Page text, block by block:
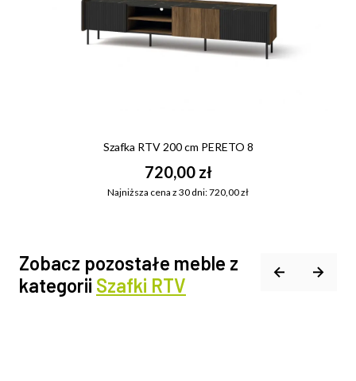
Szafka RTV 200 cm PERETO 8
720,00 zł
Najniższa cena z 30 dni: 720,00 zł
Zobacz pozostałe meble z
kategorii Szafki RTV